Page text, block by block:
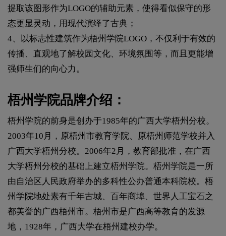
提取该图形作为LOGO的辅助元素，使得看似保守的形
态更显灵动，用现代演绎了古典；
4、以标志性建筑作为梧州学院LOGO，不仅利于有效的
传播、直观地了解校园文化、环境氛围等，而且更能增
强师生们的向心力。
梧州学院品牌介绍：
梧州学院的前身是创办于1985年的广西大学梧州分校。
2003年10月，原梧州市教育学院、原梧州师范学校并入
广西大学梧州分校。2006年2月，教育部批准，在广西
大学梧州分校的基础上建立梧州学院。梧州学院是一所
由自治区人民政府举办的多科性公办普通本科院校。梧
州学院地处素有千年古城、百年商埠、世界人工宝石之
都美誉的广西梧州市。梧州市是广西高等教育的发源
地，1928年，广西大学在梧州建校办学。